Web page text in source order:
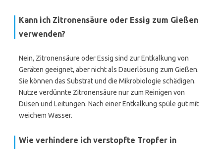
Kann ich Zitronensäure oder Essig zum Gießen
verwenden?
Nein, Zitronensäure oder Essig sind zur Entkalkung von
Geräten geeignet, aber nicht als Dauerlösung zum Gießen.
Sie können das Substrat und die Mikrobiologie schädigen.
Nutze verdünnte Zitronensäure nur zum Reinigen von
Düsen und Leitungen. Nach einer Entkalkung spüle gut mit
weichem Wasser.
Wie verhindere ich verstopfte Tropfer in